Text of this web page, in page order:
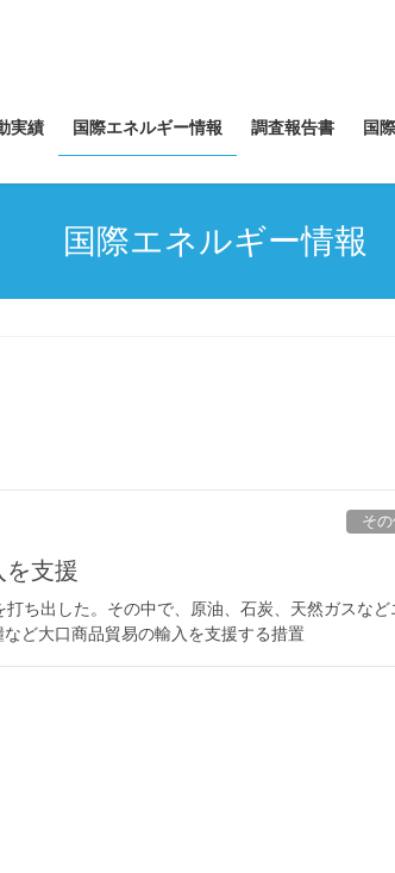
実績 国際エネルギー情報 調査報告書 国
国際エネルギー情報
そ
支援
ち出した。その中で、原油、石炭、天然ガスなど
ど大口商品貿易の輸入を支援する措置